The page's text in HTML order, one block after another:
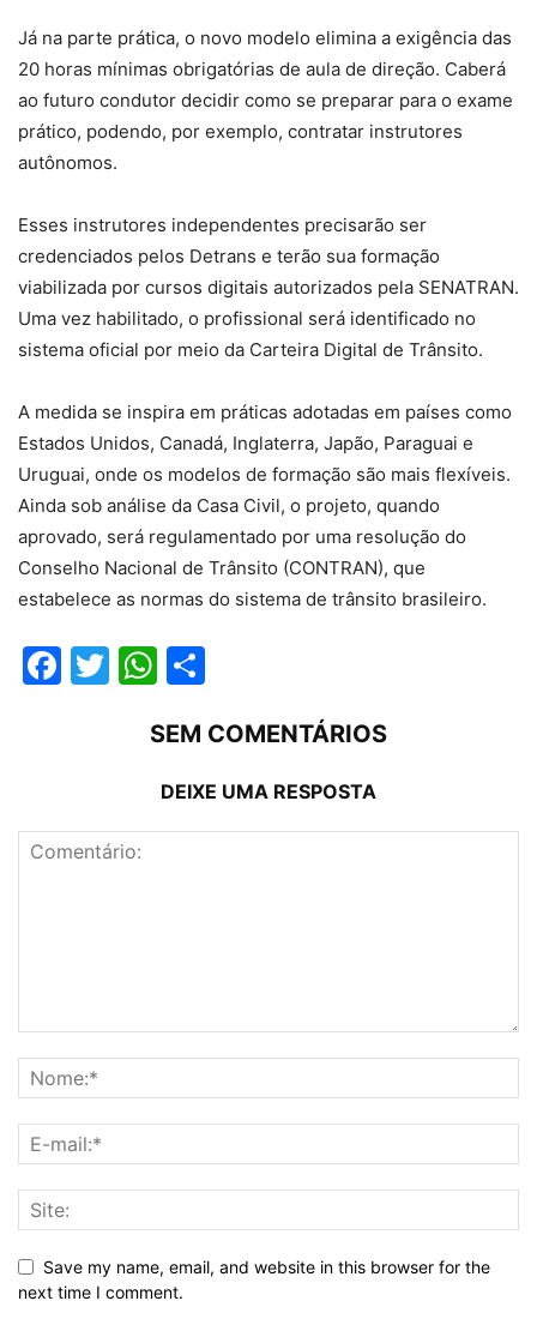
Já na parte prática, o novo modelo elimina a exigência das
20 horas mínimas obrigatórias de aula de direção. Caberá
ao futuro condutor decidir como se preparar para o exame
prático, podendo, por exemplo, contratar instrutores
autônomos.
Esses instrutores independentes precisarão ser
credenciados pelos Detrans e terão sua formação
viabilizada por cursos digitais autorizados pela SENATRAN.
Uma vez habilitado, o profissional será identificado no
sistema oficial por meio da Carteira Digital de Trânsito.
A medida se inspira em práticas adotadas em países como
Estados Unidos, Canadá, Inglaterra, Japão, Paraguai e
Uruguai, onde os modelos de formação são mais flexíveis.
Ainda sob análise da Casa Civil, o projeto, quando
aprovado, será regulamentado por uma resolução do
Conselho Nacional de Trânsito (CONTRAN), que
estabelece as normas do sistema de trânsito brasileiro.
Facebook
TwitterWhatsApp
SEM COMENTÁRIOS
DEIXE UMA RESPOSTA
Save my name, email, and website in this browser for the
next time I comment.